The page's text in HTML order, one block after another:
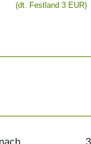
(dt. Festland 3 EUR)